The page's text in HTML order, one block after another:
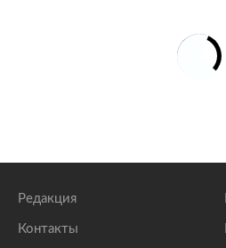
Редакция
Контакты